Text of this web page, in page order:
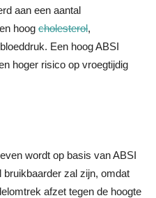
aan een aantal
hoog cholesterol,
Een hoog ABSI
hoger risico op vroegtijdig
wordt op basis van ABSI
zal zijn, omdat
afzet tegen de hoogte